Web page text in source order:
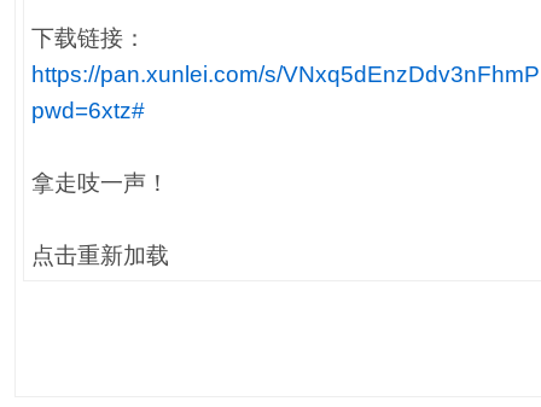
下载链接：
https://pan.xunlei.com/s/
pwd=6xtz#
拿走吱一声！
点击重新加载